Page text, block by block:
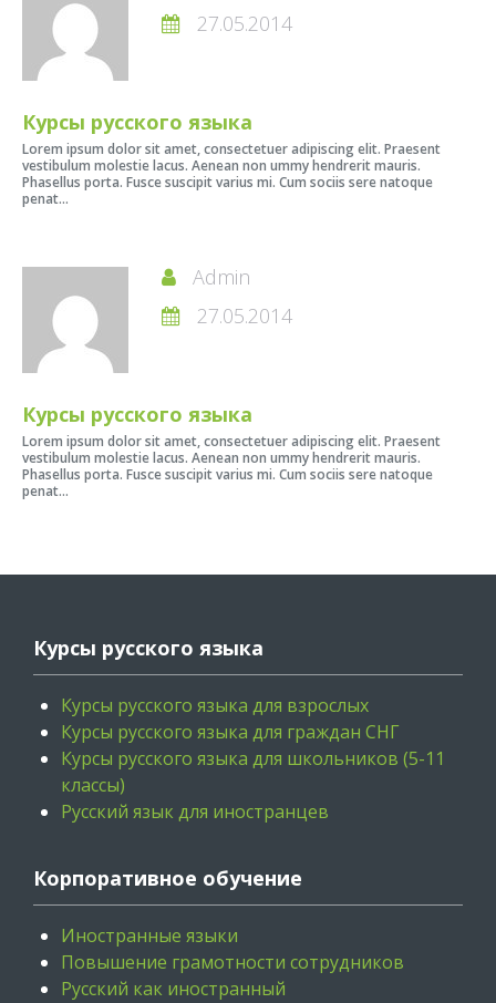
27.05.2014
Курсы русского языка
Lorem ipsum dolor sit amet, consectetuer adipiscing elit. Praesent
vestibulum molestie lacus. Aenean non ummy hendrerit mauris.
Phasellus porta. Fusce suscipit varius mi. Cum sociis sere natoque
penat...
Admin
27.05.2014
Курсы русского языка
Lorem ipsum dolor sit amet, consectetuer adipiscing elit. Praesent
vestibulum molestie lacus. Aenean non ummy hendrerit mauris.
Phasellus porta. Fusce suscipit varius mi. Cum sociis sere natoque
penat...
Курсы русского языка
Курсы русского языка для взрослых
Курсы русского языка для граждан СНГ
Курсы русского языка для школьников (5-11
классы)
Русский язык для иностранцев
Корпоративное обучение
Иностранные языки
Повышение грамотности сотрудников
Русский как иностранный